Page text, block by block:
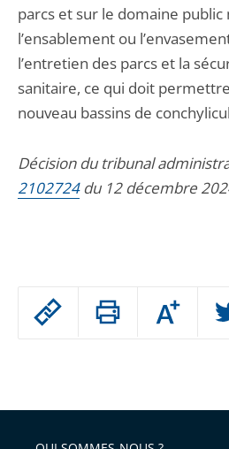
Passer
Augmenter
ou
parcs et sur le domaine
l’ensablement ou
l’entretien des parcs et la
sanitaire, ce qui doit
nouveau bassins de
Décision du tribunal
2102724du 12 décembre